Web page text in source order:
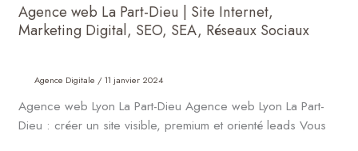
Agence web La Part-Dieu | Site Internet,
Marketing Digital, SEO, SEA, Réseaux Sociaux
Agence Digitale /11 janvier 2024
Agence web Lyon La Part-Dieu Agence web Lyon La Part-
Dieu : créer un site visible, premium et orienté leads Vous
Site
Internet,
Digital,
SEA,
Réseaux